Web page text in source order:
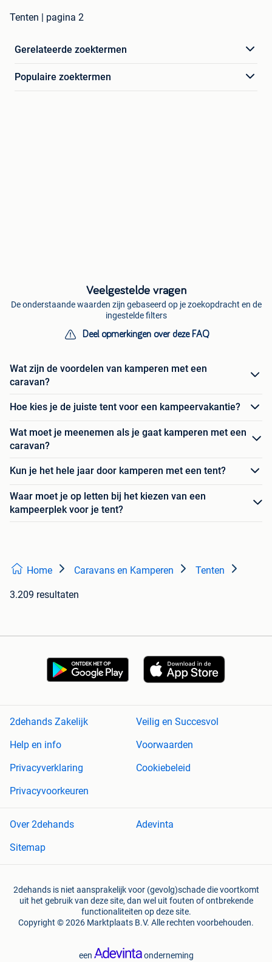
Tenten | pagina 2
Gerelateerde zoektermen
Populaire zoektermen
Veelgestelde vragen
De onderstaande waarden zijn gebaseerd op je zoekopdracht en de
ingestelde filters
Deel opmerkingen over deze FAQ
Wat zijn de voordelen van kamperen met een
caravan?
Hoe kies je de juiste tent voor een kampeervakantie?
Wat moet je meenemen als je gaat kamperen met een
caravan?
Kun je het hele jaar door kamperen met een tent?
Waar moet je op letten bij het kiezen van een
kampeerplek voor je tent?
Home Caravans en Kamperen Tenten
3.209 resultaten
2dehands Zakelijk
Veilig en Succesvol
Help en info
Voorwaarden
Privacyverklaring
Cookiebeleid
Privacyvoorkeuren
Over 2dehands
Adevinta
Sitemap
2dehands is niet aansprakelijk voor (gevolg)schade die voortkomt
uit het gebruik van deze site, dan wel uit fouten of ontbrekende
functionaliteiten op deze site.
Copyright © 2026 Marktplaats B.V. Alle rechten voorbehouden.
een onderneming